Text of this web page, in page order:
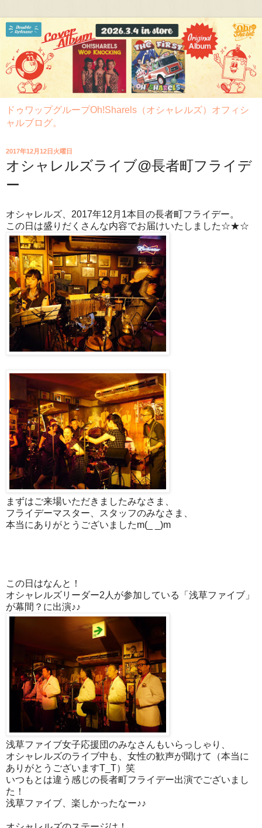
ドゥワップグループOh!Sharels（オシャレルズ）オフィシ
ャルブログ。
2017年12月12日火曜日
オシャレルズライブ@長者町フライデ
ー
オシャレルズ、2017年12月1本目の長者町フライデー。
この日は盛りだくさんな内容でお届けいたしました☆★☆
まずはご来場いただきましたみなさま、
フライデーマスター、スタッフのみなさま、
本当にありがとうございましたm(_ _)m
この日はなんと！
オシャレルズリーダー2人が参加している「浅草ファイブ」
が幕間？に出演♪♪
浅草ファイブ女子応援団のみなさんもいらっしゃり、
オシャレルズのライブ中も、女性の歓声が聞けて（本当に
ありがとうございますT_T）笑
いつもとは違う感じの長者町フライデー出演でございまし
た！
浅草ファイブ、楽しかったなー♪♪